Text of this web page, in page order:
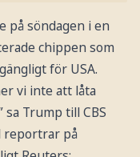
på söndagen i en
chippen som
för USA.
vi inte att låta
sa Trump till CBS
reportrar på